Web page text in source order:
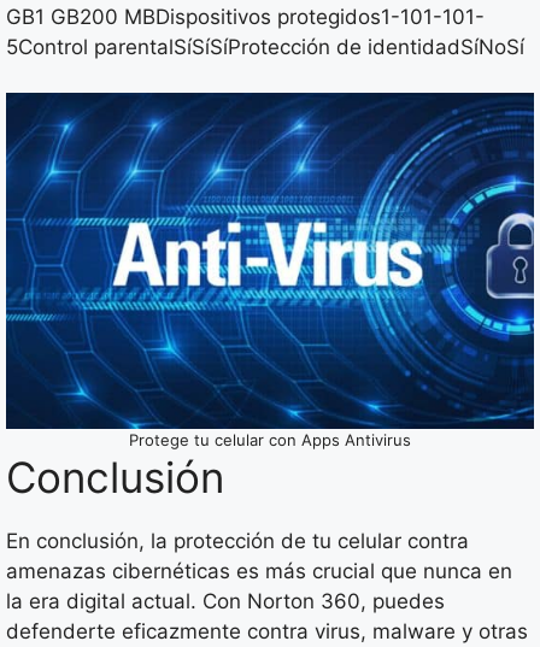
GB1 GB200 MBDispositivos protegidos1-101-101-
5Control parentalSíSíSíProtección de identidadSíNoSí
Protege tu celular con Apps Antivirus
Conclusión
En conclusión, la protección de tu celular contra
amenazas cibernéticas es más crucial que nunca en
la era digital actual. Con Norton 360, puedes
defenderte eficazmente contra virus, malware y otras